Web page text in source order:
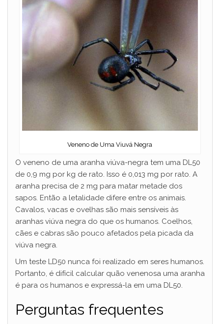
Veneno de Uma Viuvá Negra
O veneno de uma aranha viúva-negra tem uma DL50
de 0,9 mg por kg de rato. Isso é 0,013 mg por rato. A
aranha precisa de 2 mg para matar metade dos
sapos. Então a letalidade difere entre os animais.
Cavalos, vacas e ovelhas são mais sensíveis às
aranhas viúva negra do que os humanos. Coelhos,
cães e cabras são pouco afetados pela picada da
viúva negra.
Um teste LD50 nunca foi realizado em seres humanos.
Portanto, é difícil calcular quão venenosa uma aranha
é para os humanos e expressá-la em uma DL50.
Perguntas frequentes